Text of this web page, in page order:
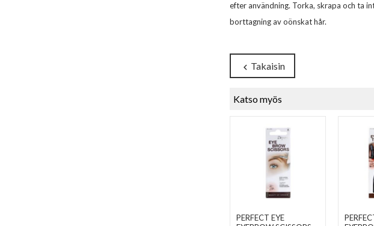
efter användning. Torka, skrapa och ta
borttagning av oönskat hår.
chevron_left Takaisin
Katso myös
PERFECT EYE